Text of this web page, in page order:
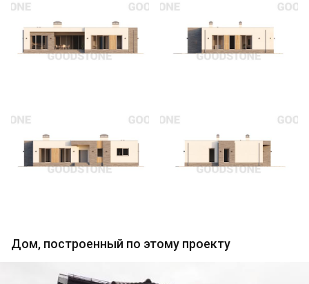
Дом, построенный по этому проекту